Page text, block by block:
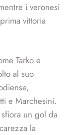
i veronesi
vittoria
Tarko e
al suo
e Marchesini.
un gol da
la